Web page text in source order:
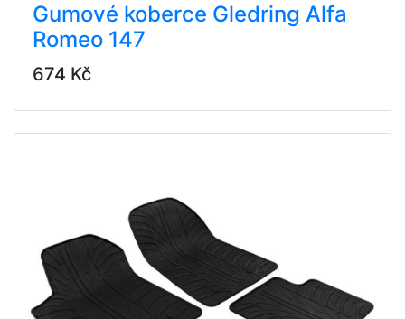
Gumové koberce Gledring Alfa
Romeo 147
674 Kč